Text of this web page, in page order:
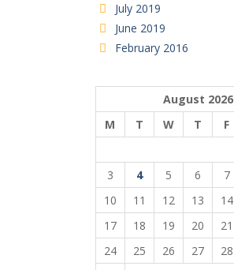
July 2019
June 2019
February 2016
August 2026
M
T W T F
3
4 5 6 7
10
11 12 13 14
17
18 19 20 21
24
25 26 27 28